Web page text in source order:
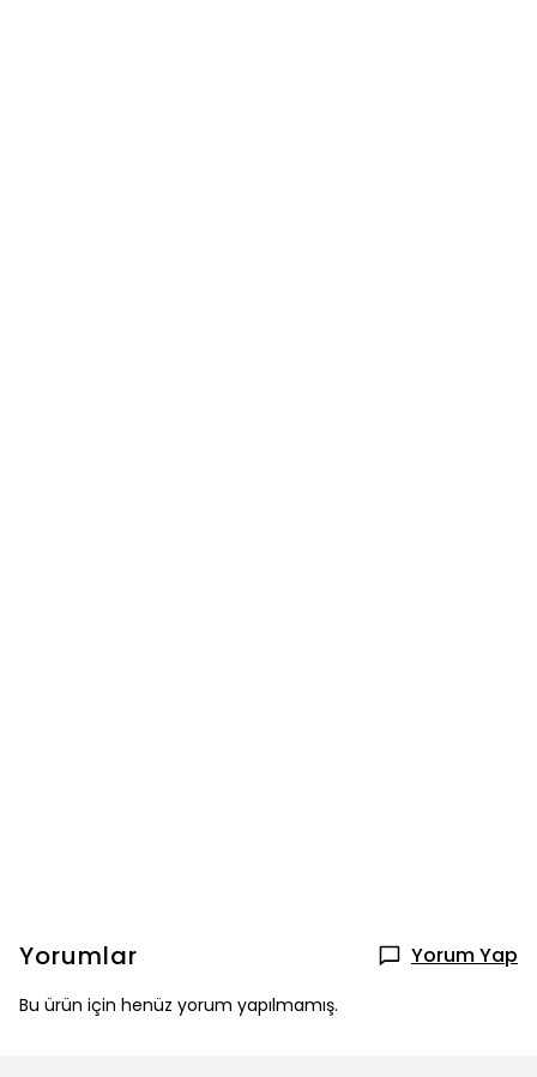
Yorumlar Yorum Yap
Bu ürün için henüz yorum yapılmamış.